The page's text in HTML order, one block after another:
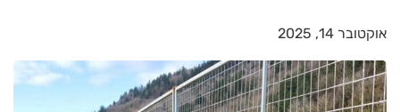
אוקטובר 14, 2025